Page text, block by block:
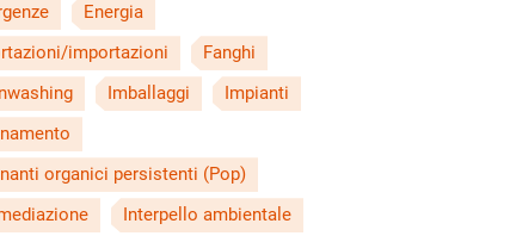
Energia
importazioni
Fanghi
Imballaggi
Impianti
organici persistenti (Pop)
Interpello ambientale